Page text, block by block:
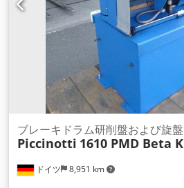
ドイツ 8,951 km
ブレーキドラム研削盤および旋盤
Piccinotti 1610 PMD Beta K